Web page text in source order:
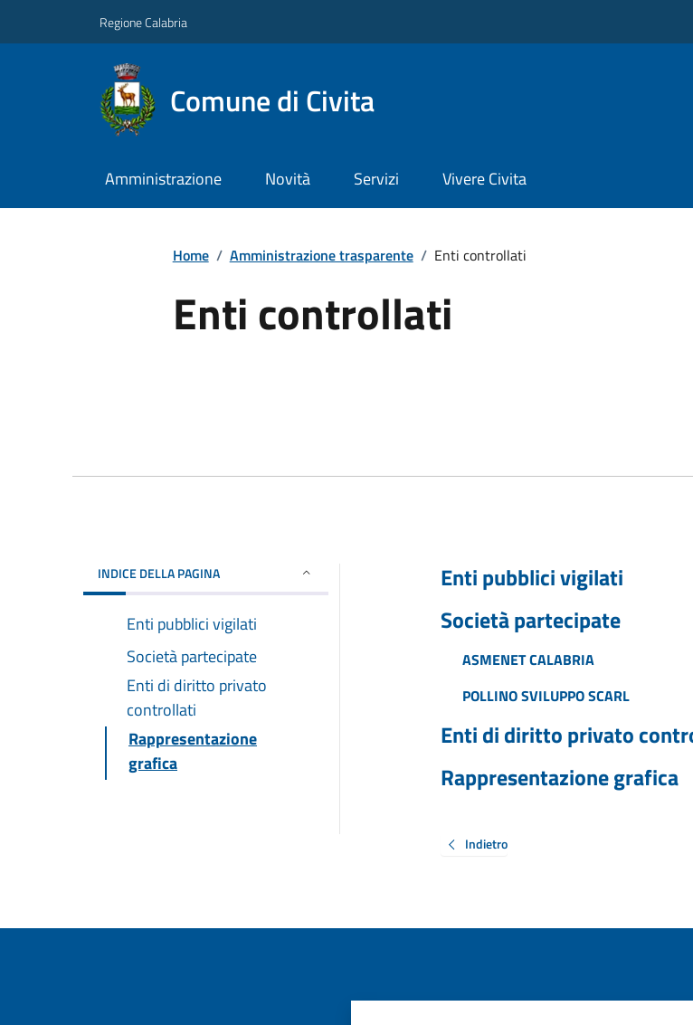
Regione Calabria
Comune di Civita
Amministrazione Novità Servizi Vivere Civita
Home / Amministrazione trasparente / Enti controllati
Enti controllati
INDICE DELLA PAGINA
Enti pubblici vigilati
Società partecipate
Enti di diritto privato
controllati
Rappresentazione
grafica
Enti pubblici vigilati
Società partecipate
ASMENET CALABRIA
POLLINO SVILUPPO SCARL
Enti di diritto privato
Rappresentazione grafica
Indietro